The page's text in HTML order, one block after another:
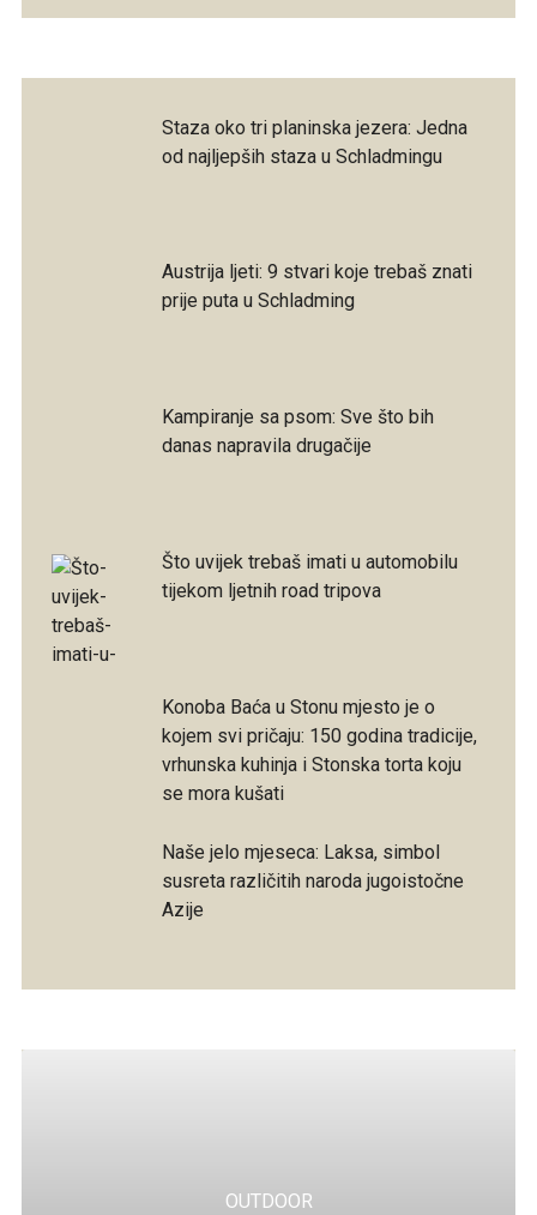
Staza oko tri planinska jezera: Jedna
od najljepših staza u Schladmingu
Austrija ljeti: 9 stvari koje trebaš znati
prije puta u Schladming
Kampiranje sa psom: Sve što bih
danas napravila drugačije
Što uvijek trebaš imati u automobilu
tijekom ljetnih road tripova
Konoba Baća u Stonu mjesto je o
kojem svi pričaju: 150 godina tradicije,
vrhunska kuhinja i Stonska torta koju
se mora kušati
Naše jelo mjeseca: Laksa, simbol
susreta različitih naroda jugoistočne
Azije
OUTDOOR